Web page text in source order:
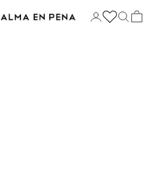
Alma en Pena
Iniciar sesión
Buscar
Cesta